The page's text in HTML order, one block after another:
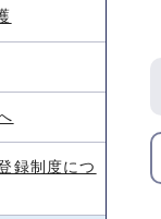
録制度につ